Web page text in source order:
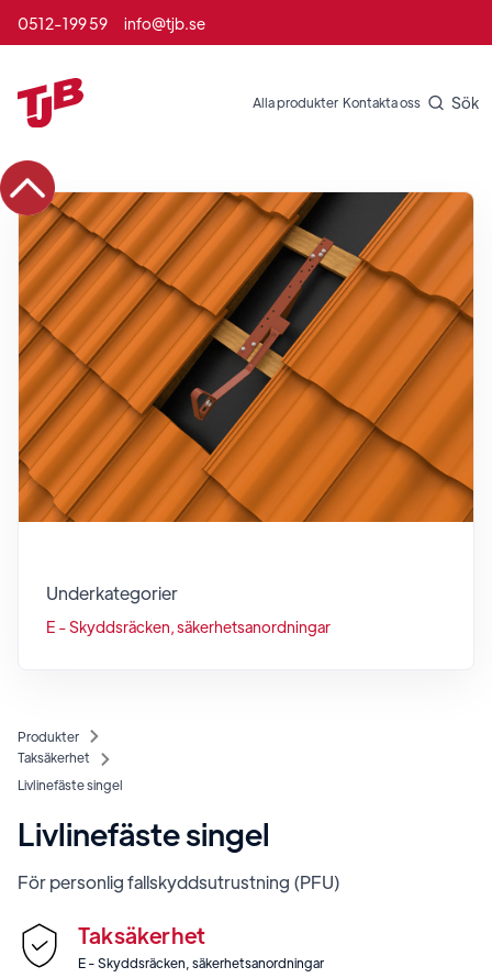
0512-199 59 info@tjb.se
Alla produkter Kontakta oss Sök
Produkter
Taksäkerhet
Livlinefäste singel
Livlinefäste singel
För personlig fallskyddsutrustning (PFU)
Taksäkerhet
E - Skyddsräcken, säkerhetsanordningar
Underkategorier
E - Skyddsräcken, säkerhetsanordningar